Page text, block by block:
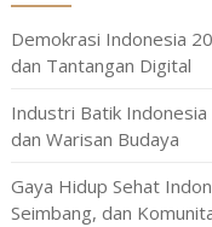
Demokrasi Indonesia
dan Tantangan Digital
Industri Batik
dan Warisan Budaya
Gaya Hidup Sehat
Seimbang, dan